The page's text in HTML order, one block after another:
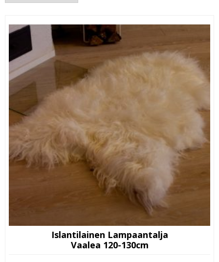
Islantilainen Lampaantalja
Vaalea 120-130cm